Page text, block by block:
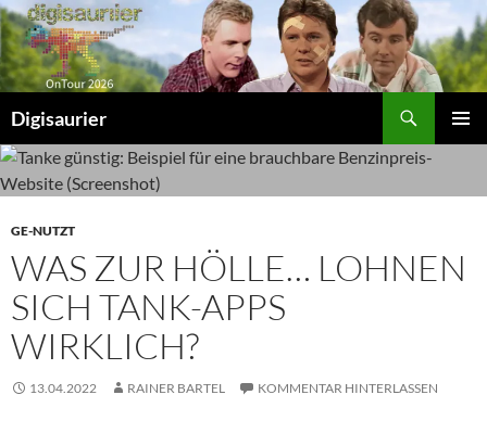
Zum
Inhalt
springen
Digisaurier
GE-NUTZT
WAS ZUR HÖLLE… LOHNEN
SICH TANK-APPS
WIRKLICH?
13.04.2022 RAINER BARTEL KOMMENTAR HINTERLASSEN